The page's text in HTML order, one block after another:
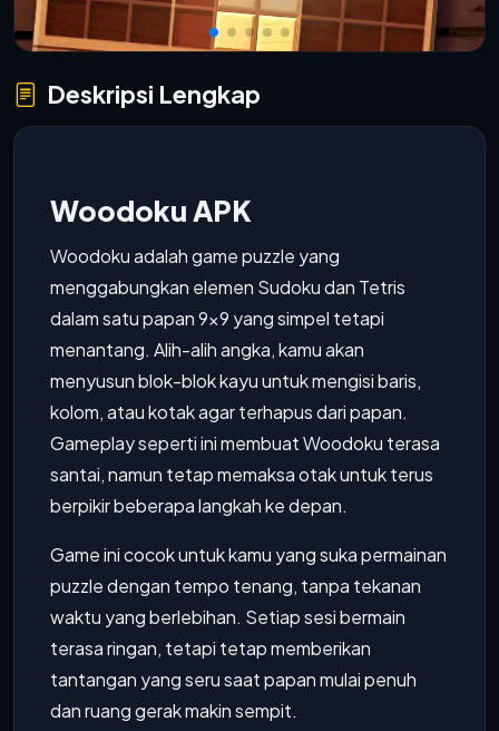
Deskripsi Lengkap
Woodoku APK
Woodoku adalah game puzzle yang
menggabungkan elemen Sudoku dan Tetris
dalam satu papan 9x9 yang simpel tetapi
menantang. Alih-alih angka, kamu akan
menyusun blok-blok kayu untuk mengisi baris,
kolom, atau kotak agar terhapus dari papan.
Gameplay seperti ini membuat Woodoku terasa
santai, namun tetap memaksa otak untuk terus
berpikir beberapa langkah ke depan.
Game ini cocok untuk kamu yang suka permainan
puzzle dengan tempo tenang, tanpa tekanan
waktu yang berlebihan. Setiap sesi bermain
terasa ringan, tetapi tetap memberikan
tantangan yang seru saat papan mulai penuh
dan ruang gerak makin sempit.